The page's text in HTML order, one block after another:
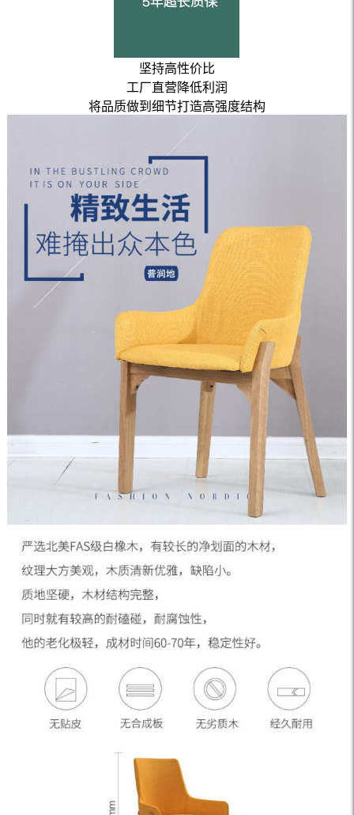
坚持高性价比
工厂直营降低利润
将品质做到细节打造高强度结构